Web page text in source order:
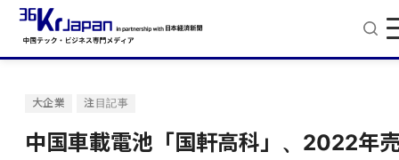
大企業 注目記事
中国車載電池「国軒高科」、2022年